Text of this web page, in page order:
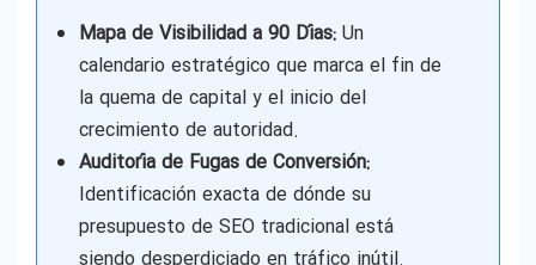
Mapa de Visibilidad a 90 Días: Un
calendario estratégico que marca el fin de
la quema de capital y el inicio del
crecimiento de autoridad.
Auditoría de Fugas de Conversión:
Identificación exacta de dónde su
presupuesto de SEO tradicional está